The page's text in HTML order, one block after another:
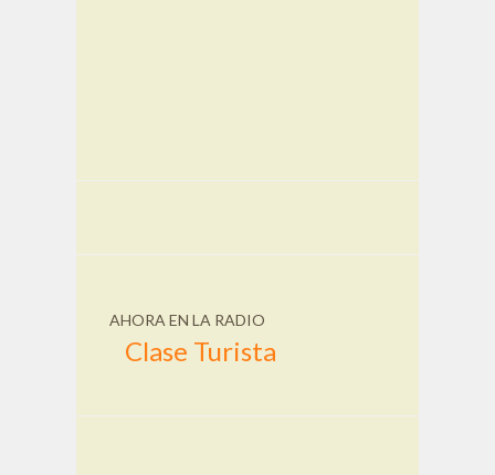
AHORA EN LA RADIO
Clase Turista